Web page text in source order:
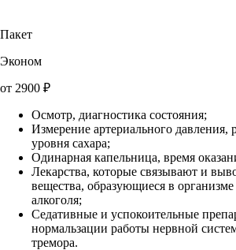
Пакет
Эконом
от 2900 ₽
Осмотр, диагностика состояния;
Измерение артериального давления,
уровня сахара;
Одинарная капельница, время
Лекарства, которые связывают и
вещества, образующиеся в организме
алкоголя;
Седативные и успокоительные
нормальзации работы нервной
тремора.